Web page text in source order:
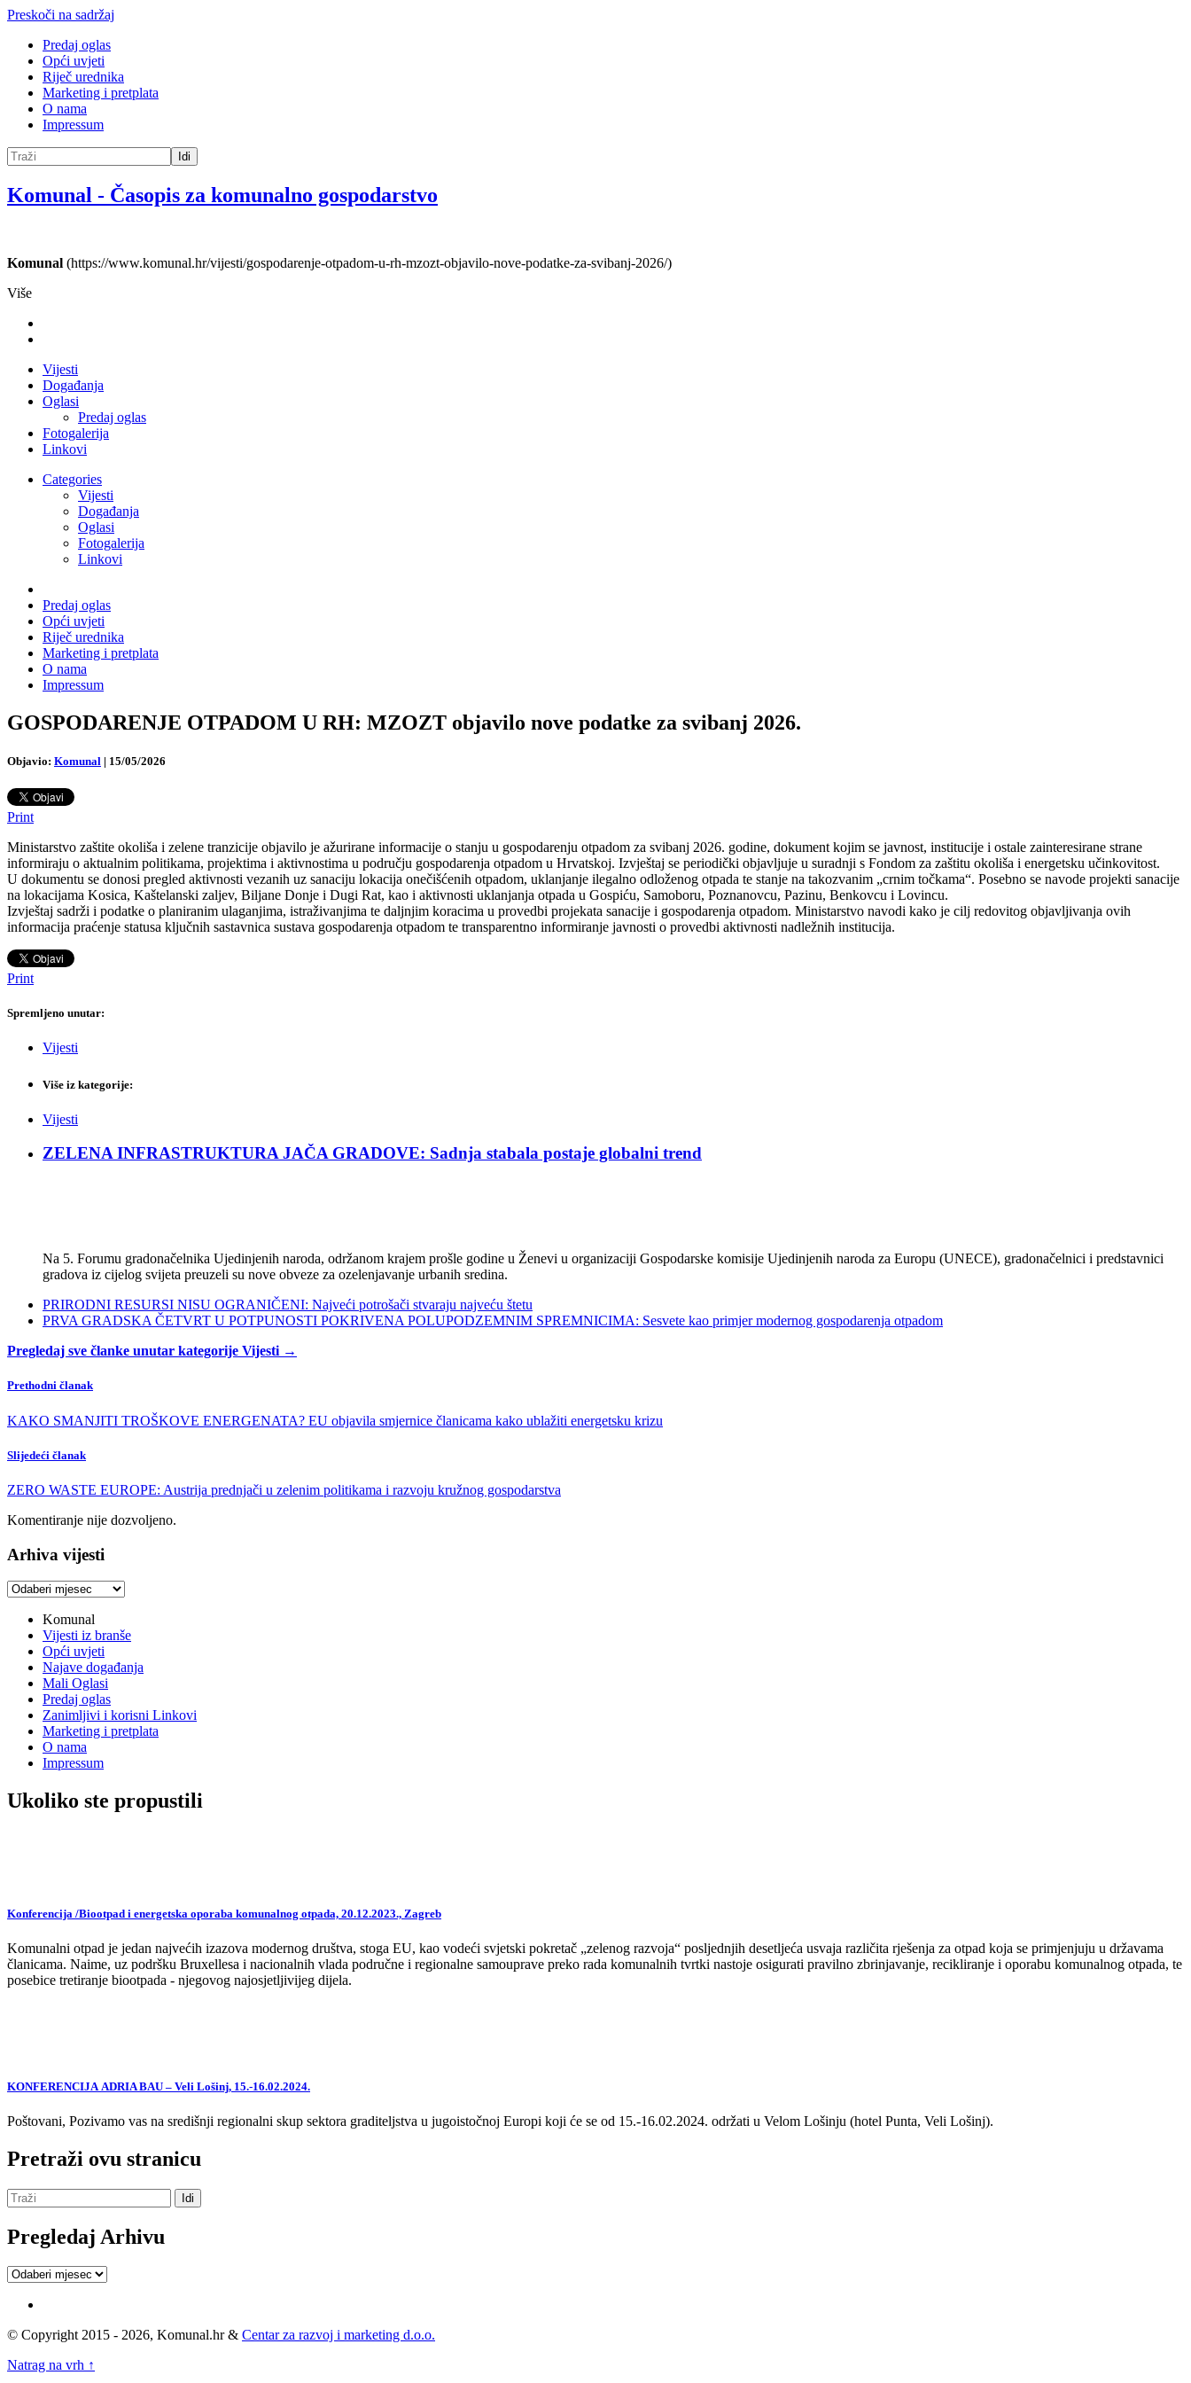
Preskoči na sadržaj
Predaj oglas
Opći uvjeti
Riječ urednika
Marketing i pretplata
O nama
Impressum
Idi
Komunal - Časopis za komunalno gospodarstvo
Komunal (https://www.komunal.hr/vijesti/gospodarenje-otpadom-u-rh-mzozt-objavilo-nove-podatke-za-svibanj-2026/)
Više
Vijesti
Događanja
Oglasi
Predaj oglas
Fotogalerija
Linkovi
Categories
Vijesti
Događanja
Oglasi
Fotogalerija
Linkovi
Predaj oglas
Opći uvjeti
Riječ urednika
Marketing i pretplata
O nama
Impressum
GOSPODARENJE OTPADOM U RH: MZOZT objavilo nove podatke za svibanj 2026.
Objavio: Komunal | 15/05/2026
Print
Ministarstvo zaštite okoliša i zelene tranzicije objavilo je ažurirane informacije o stanju u gospodarenju otpadom za svibanj 2026. godine, dokument kojim se javnost, institucije i ostale zainteresirane strane
informiraju o aktualnim politikama, projektima i aktivnostima u području gospodarenja otpadom u Hrvatskoj. Izvještaj se periodički objavljuje u suradnji s Fondom za zaštitu okoliša i energetsku učinkovitost.
U dokumentu se donosi pregled aktivnosti vezanih uz sanaciju lokacija onečišćenih otpadom, uklanjanje ilegalno odloženog otpada te stanje na takozvanim „crnim točkama“. Posebno se navode projekti sanacije
na lokacijama Kosica, Kaštelanski zaljev, Biljane Donje i Dugi Rat, kao i aktivnosti uklanjanja otpada u Gospiću, Samoboru, Poznanovcu, Pazinu, Benkovcu i Lovincu.
Izvještaj sadrži i podatke o planiranim ulaganjima, istraživanjima te daljnjim koracima u provedbi projekata sanacije i gospodarenja otpadom. Ministarstvo navodi kako je cilj redovitog objavljivanja ovih
informacija praćenje statusa ključnih sastavnica sustava gospodarenja otpadom te transparentno informiranje javnosti o provedbi aktivnosti nadležnih institucija.
Print
Spremljeno unutar:
Vijesti
Više iz kategorije:
Vijesti
ZELENA INFRASTRUKTURA JAČA GRADOVE: Sadnja stabala postaje globalni trend
Na 5. Forumu gradonačelnika Ujedinjenih naroda, održanom krajem prošle godine u Ženevi u organizaciji Gospodarske komisije Ujedinjenih naroda za Europu (UNECE), gradonačelnici i predstavnici
gradova iz cijelog svijeta preuzeli su nove obveze za ozelenjavanje urbanih sredina.
PRIRODNI RESURSI NISU OGRANIČENI: Najveći potrošači stvaraju najveću štetu
PRVA GRADSKA ČETVRT U POTPUNOSTI POKRIVENA POLUPODZEMNIM SPREMNICIMA: Sesvete kao primjer modernog gospodarenja otpadom
Pregledaj sve članke unutar kategorije Vijesti →
Prethodni članak
KAKO SMANJITI TROŠKOVE ENERGENATA? EU objavila smjernice članicama kako ublažiti energetsku krizu
Slijedeći članak
ZERO WASTE EUROPE: Austrija prednjači u zelenim politikama i razvoju kružnog gospodarstva
Komentiranje nije dozvoljeno.
Arhiva vijesti
Arhiva
Komunal
Vijesti iz branše
Opći uvjeti
Najave događanja
Mali Oglasi
Predaj oglas
Zanimljivi i korisni Linkovi
Marketing i pretplata
O nama
Impressum
Ukoliko ste propustili
Konferencija /Biootpad i energetska oporaba komunalnog otpada, 20.12.2023., Zagreb
Komunalni otpad je jedan najvećih izazova modernog društva, stoga EU, kao vodeći svjetski pokretač „zelenog razvoja“ posljednjih desetljeća usvaja različita rješenja za otpad koja se primjenjuju u državama
članicama. Naime, uz podršku Bruxellesa i nacionalnih vlada područne i regionalne samouprave preko rada komunalnih tvrtki nastoje osigurati pravilno zbrinjavanje, recikliranje i oporabu komunalnog otpada, te
posebice tretiranje biootpada - njegovog najosjetljivijeg dijela.
KONFERENCIJA ADRIA BAU – Veli Lošinj, 15.-16.02.2024.
Poštovani, Pozivamo vas na središnji regionalni skup sektora graditeljstva u jugoistočnoj Europi koji će se od 15.-16.02.2024. održati u Velom Lošinju (hotel Punta, Veli Lošinj).
Pretraži ovu stranicu
Pregledaj Arhivu
Pregledaj
© Copyright 2015 - 2026, Komunal.hr & Centar za razvoj i marketing d.o.o.
Natrag na vrh ↑